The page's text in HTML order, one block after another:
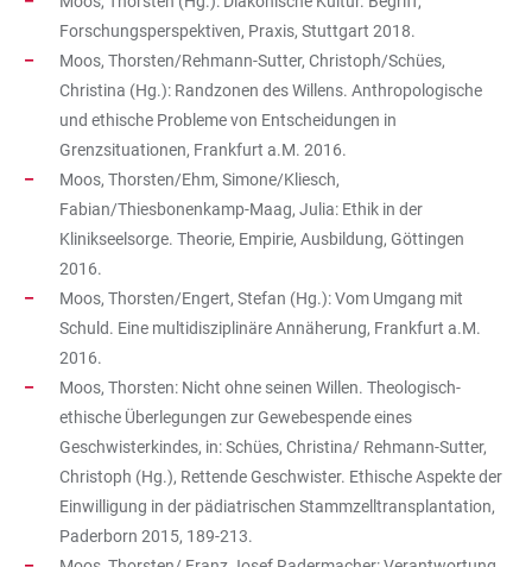
Forschungsperspektiven, Praxis, Stuttgart 2018.
Moos, Thorsten/Rehmann-Sutter, Christoph/Schües,
Christina (Hg.): Randzonen des Willens. Anthropologische
und ethische Probleme von Entscheidungen in
Grenzsituationen, Frankfurt a.M. 2016.
Moos, Thorsten/Ehm, Simone/Kliesch,
Fabian/Thiesbonenkamp-Maag, Julia: Ethik in der
Klinikseelsorge. Theorie, Empirie, Ausbildung, Göttingen
2016.
Moos, Thorsten/Engert, Stefan (Hg.): Vom Umgang mit
Schuld. Eine multidisziplinäre Annäherung, Frankfurt a.M.
2016.
Moos, Thorsten: Nicht ohne seinen Willen. Theologisch-
ethische Überlegungen zur Gewebespende eines
Geschwisterkindes, in: Schües, Christina/ Rehmann-Sutter,
Christoph (Hg.), Rettende Geschwister. Ethische Aspekte der
Einwilligung in der pädiatrischen Stammzelltransplantation,
Paderborn 2015, 189-213.